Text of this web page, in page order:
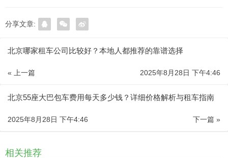
分享文章:
北京哪家租车公司比较好？本地人都推荐的靠谱选择
« 上一篇 2025年8月28日 下午4:46
北京55座大巴包车费用每天多少钱？详细价格解析与租车指南
下一篇 »
2025年8月28日 下午4:46
相关推荐